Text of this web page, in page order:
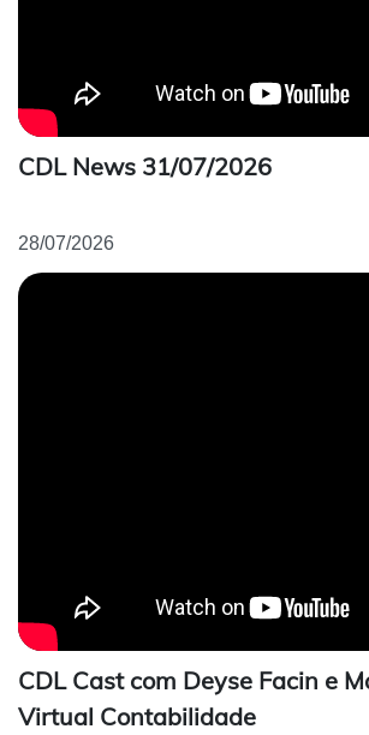
CDL News 31/07/2026
28/07/2026
CDL Cast com Deyse Facin e
Virtual Contabilidade